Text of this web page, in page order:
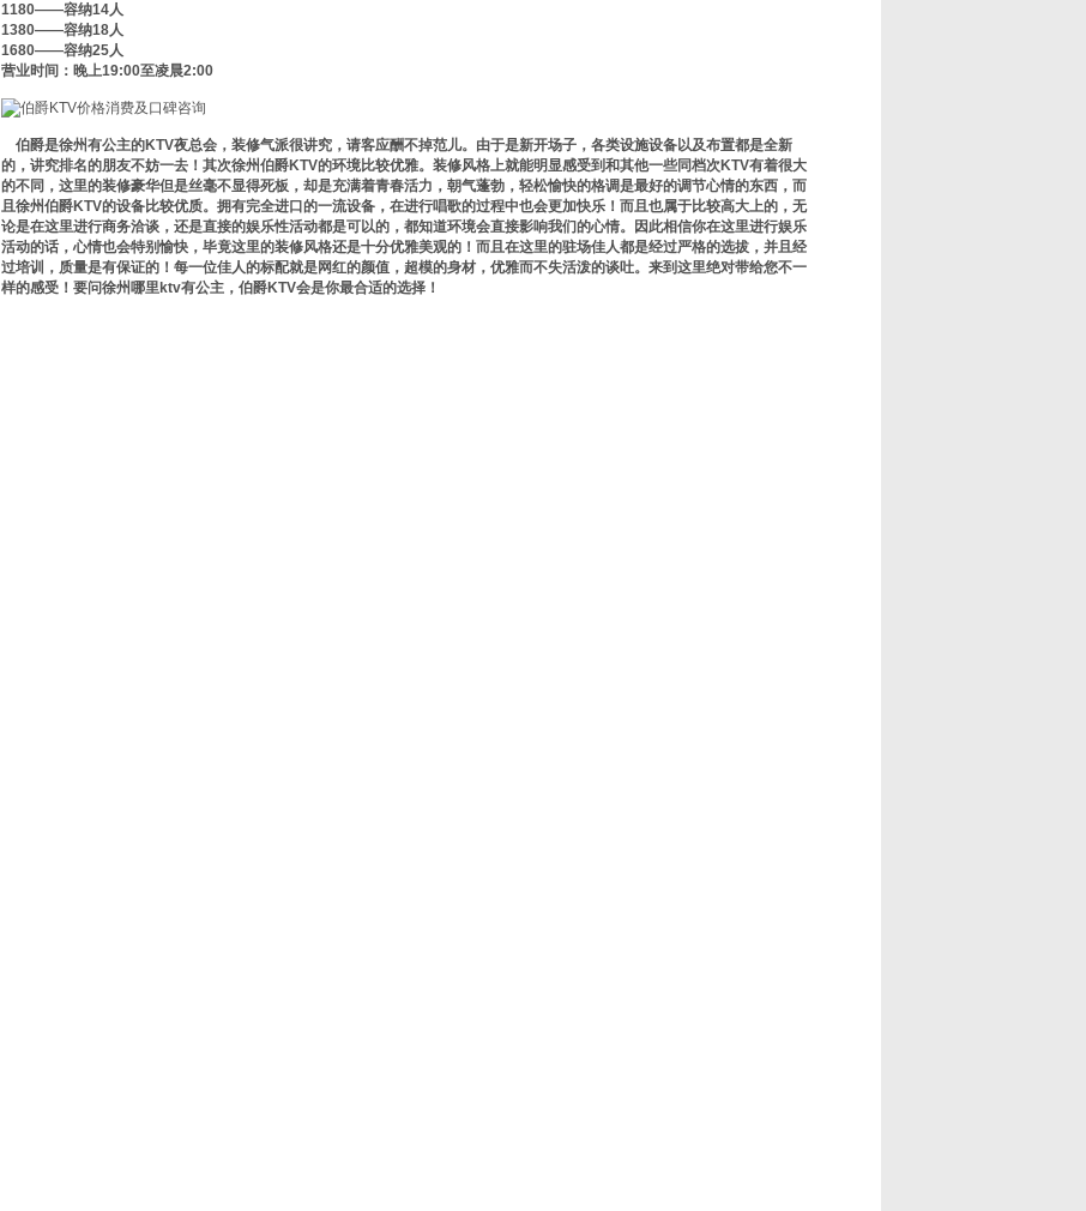
1180——容纳14人
1380——容纳18人
1680——容纳25人
营业时间：晚上19:00至凌晨2:00
伯爵是徐州有公主的KTV夜总会，装修气派很讲究，请客应酬不掉范儿。由于是新开场子，各类设施设备以及布置都是全新
的，讲究排名的朋友不妨一去！其次徐州伯爵KTV的环境比较优雅。装修风格上就能明显感受到和其他一些同档次KTV有着很大
的不同，这里的装修豪华但是丝毫不显得死板，却是充满着青春活力，朝气蓬勃，轻松愉快的格调是最好的调节心情的东西，而
且徐州伯爵KTV的设备比较优质。拥有完全进口的一流设备，在进行唱歌的过程中也会更加快乐！而且也属于比较高大上的，无
论是在这里进行商务洽谈，还是直接的娱乐性活动都是可以的，都知道环境会直接影响我们的心情。因此相信你在这里进行娱乐
活动的话，心情也会特别愉快，毕竟这里的装修风格还是十分优雅美观的！而且在这里的驻场佳人都是经过严格的选拔，并且经
过培训，质量是有保证的！每一位佳人的标配就是网红的颜值，超模的身材，优雅而不失活泼的谈吐。来到这里绝对带给您不一
样的感受！要问徐州哪里ktv有公主，伯爵KTV会是你最合适的选择！